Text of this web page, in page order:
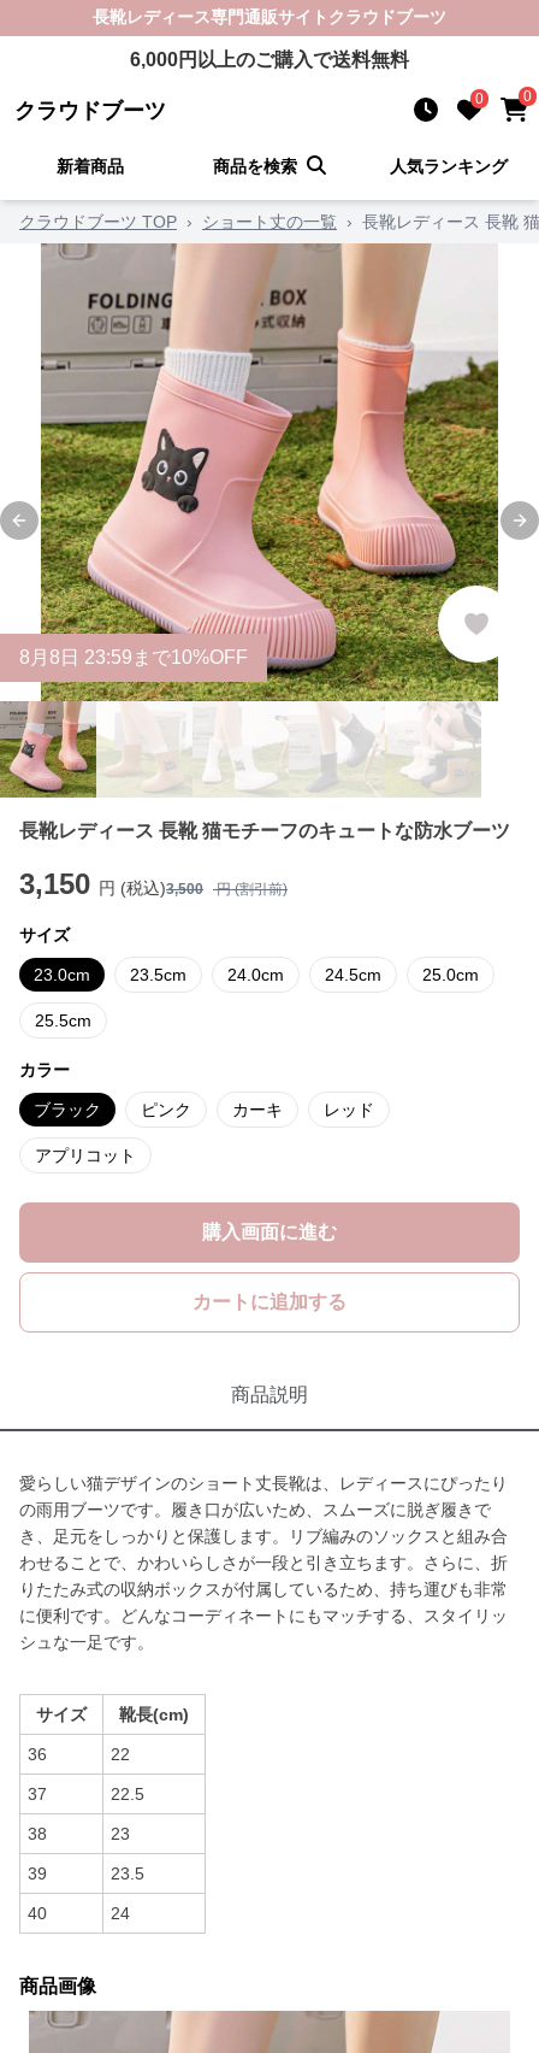
長靴レディース専門通販サイト クラウドブーツ
6,000円以上のご購入で送料無料
クラウドブーツ 0 0
新着商品 商品を検索 人気ランキング
クラウドブーツ TOP › ショート丈の一覧 › 長靴レディース 長靴
Previous slide
8 月 8 日 23:59まで10%OFF
長靴レディース 長靴 猫モチーフのキュートな防水ブーツ
3,150 円 (税込)3,500 円 (割引前)
サイズ
23.0cm 23.5cm 24.0cm 24.5cm 25.0cm
25.5cm
カラー
ブラック ピンク カーキ レッド
アプリコット
購入画面に進む
カートに追加する
商品説明
愛らしい猫デザインのショート丈長靴は、レディースにぴったり
の雨用ブーツです。履き口が広いため、スムーズに脱ぎ履きで
き、足元をしっかりと保護します。リブ編みのソックスと組み合
わせることで、かわいらしさが一段と引き立ちます。さらに、折
りたたみ式の収納ボックスが付属しているため、持ち運びも非常
に便利です。どんなコーディネートにもマッチする、スタイリッ
シュな一足です。
サイズ 靴長(cm)
36 22
37 22.5
38 23
39 23.5
40 24
商品画像